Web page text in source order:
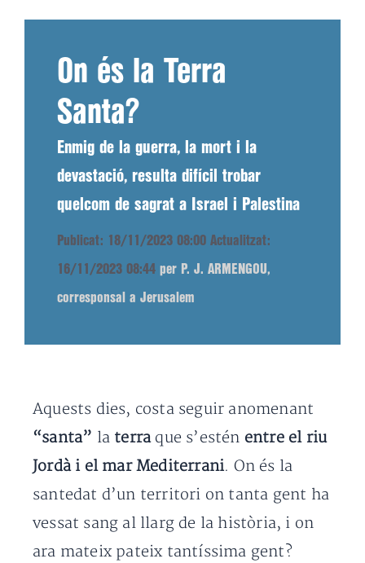
On és la Terra
Santa?
Enmig de la guerra, la mort i la
devastació, resulta difícil trobar
quelcom de sagrat a Israel i Palestina
Publicat: 18/11/2023 08:00 Actualitzat:
16/11/2023 08:44 per P. J. ARMENGOU,
corresponsal a Jerusalem
Aquests dies, costa seguir anomenant
“santa” la terra que s’estén entre el riu
Jordà i el mar Mediterrani. On és la
santedat d’un territori on tanta gent ha
vessat sang al llarg de la història, i on
ara mateix pateix tantíssima gent?